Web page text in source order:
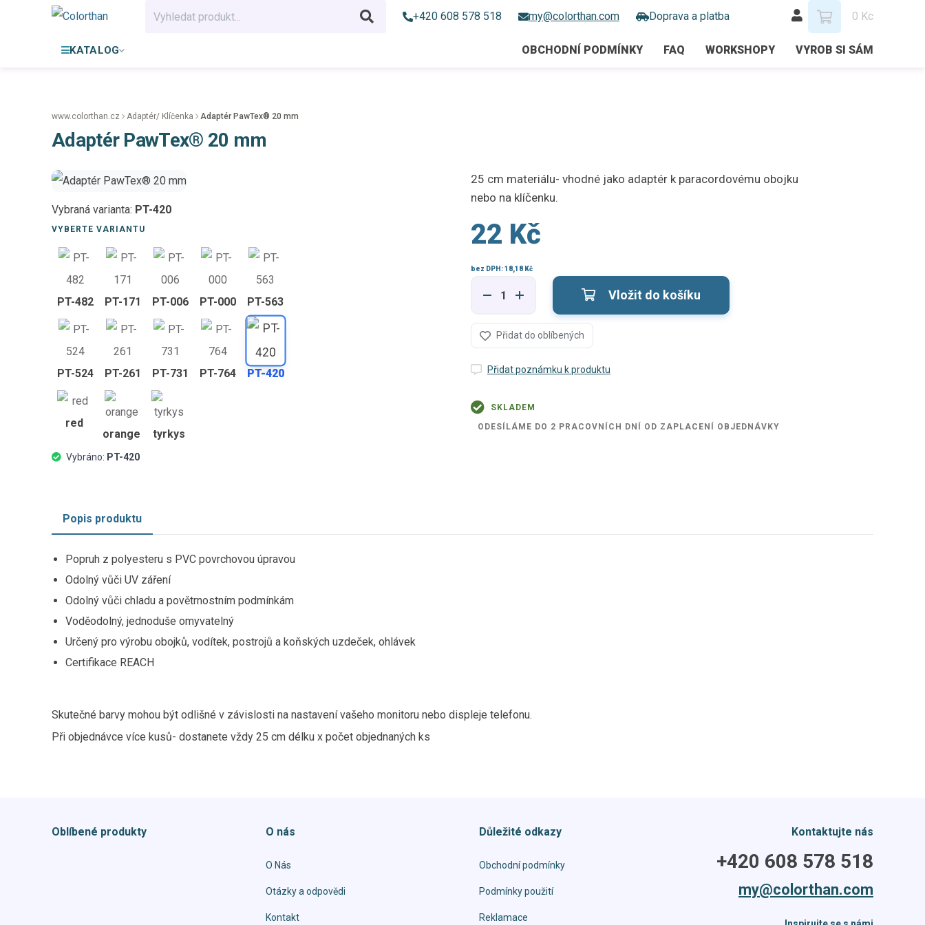
+420 608 578 518 my@colorthan.com Doprava a platba 0 Kc
KATALOG OBCHODNÍ PODMÍNKY FAQ WORKSHOPY VYROB SI SÁM
www.colorthan.cz Adaptér/ Klíčenka Adaptér PawTex® 20 mm
Adaptér PawTex® 20 mm
Vybraná varianta: PT-420
VYBERTE VARIANTU
PT-482 PT-171 PT-006 PT-000 PT-563
PT-524 PT-261 PT-731 PT-764 PT-420
red
orange
tyrkys
Vybráno: PT-420
25 cm materiálu- vhodné jako adaptér k paracordovému obojku
nebo na klíčenku.
22 Kč
bez DPH:18,18 Kč
Vložit do košíku
Přidat do oblíbených
Přidat poznámku k produktu
SKLADEM
ODESÍLÁME DO 2 PRACOVNÍCH DNÍ OD ZAPLACENÍ OBJEDNÁVKY
Popis produktu
Popruh z polyesteru s PVC povrchovou úpravou
Odolný vůči UV záření
Odolný vůči chladu a povětrnostním podmínkám
Voděodolný, jednoduše omyvatelný
Určený pro výrobu obojků, vodítek, postrojů a koňských uzdeček, ohlávek
Certifikace REACH
Skutečné barvy mohou být odlišné v závislosti na nastavení vašeho monitoru nebo displeje telefonu.
Při objednávce více kusů- dostanete vždy 25 cm délku x počet objednaných ks
Oblíbené produkty O nás
O Nás
Otázky a odpovědi
Kontakt
Důležité odkazy
Obchodní podmínky
Podmínky použití
Reklamace
Kontaktujte nás
+420 608 578 518
my@colorthan.com